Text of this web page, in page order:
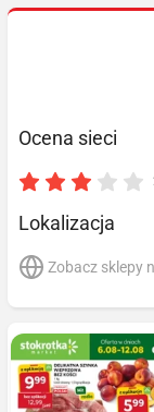
Ocena sieci
Lokalizacja
Zobacz sklepy